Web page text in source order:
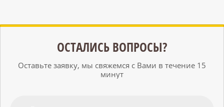
ОСТАЛИСЬ ВОПРОСЫ?
Оставьте заявку, мы свяжемся с Вами в течение 15
минут